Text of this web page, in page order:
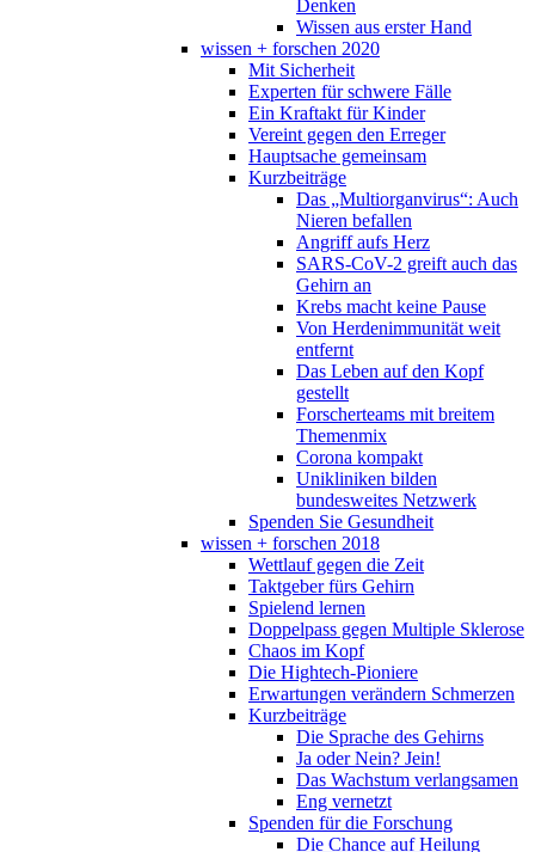
Denken
Wissen aus erster Hand
wissen + forschen 2020
Mit Sicherheit
Experten für schwere Fälle
Ein Kraftakt für Kinder
Vereint gegen den Erreger
Hauptsache gemeinsam
Kurzbeiträge
Das „Multiorganvirus“: Auch
Nieren befallen
Angriff aufs Herz
SARS-CoV-2 greift auch das
Gehirn an
Krebs macht keine Pause
Von Herdenimmunität weit
entfernt
Das Leben auf den Kopf
gestellt
Forscherteams mit breitem
Themenmix
Corona kompakt
Unikliniken bilden
bundesweites Netzwerk
Spenden Sie Gesundheit
wissen + forschen 2018
Wettlauf gegen die Zeit
Taktgeber fürs Gehirn
Spielend lernen
Doppelpass gegen Multiple Sklerose
Chaos im Kopf
Die Hightech-Pioniere
Erwartungen verändern Schmerzen
Kurzbeiträge
Die Sprache des Gehirns
Ja oder Nein? Jein!
Das Wachstum verlangsamen
Eng vernetzt
Spenden für die Forschung
Die Chance auf Heilung